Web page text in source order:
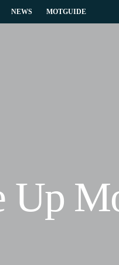
NEWS MOTGUIDE
Up